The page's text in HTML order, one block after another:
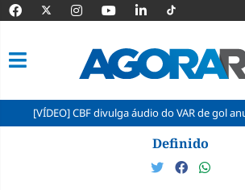
CBF divulga áudio do VAR de gol anulado de
Definido